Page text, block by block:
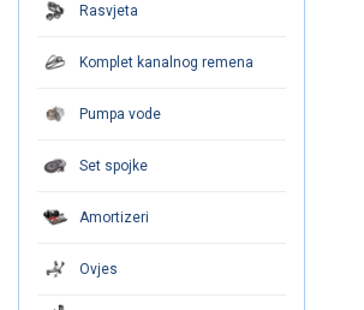
Rasvjeta
Komplet kanalnog remena
Pumpa vode
Set spojke
Amortizeri
Ovjes